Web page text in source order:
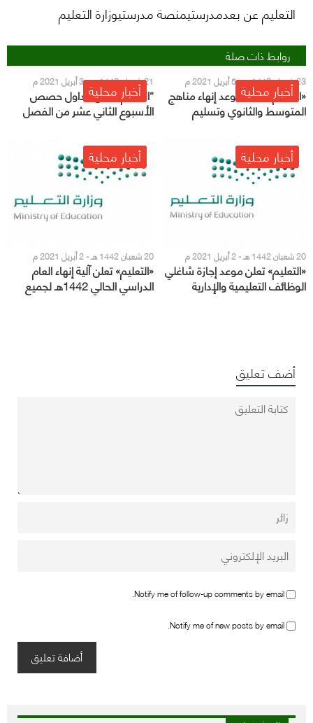
التعليم عن بعدمدرستيمنصة مدرستيوزارة التعليم
روابط ذات صلة
أخبار محلية23 شعبان 1442 هـ - 5 أبريل 2021 م
«التعليم» تحدد موعد إنهاء مناهج
المتوسط والثانوي وتسليم
أخبار محلية21 شعبان 1442 هـ - 3 أبريل 2021 م
“التعليم” تعلن جداول حصص
الأسبوع الثاني عشر من الفصل
الدراسي الثاني
أخبار محلية
20 شعبان 1442 هـ - 2 أبريل 2021 م
«التعليم» تعلن موعد إجازة شاغلي
الوظائف التعليمية والإدارية
أخبار محلية
20 شعبان 1442 هـ - 2 أبريل 2021 م
«التعليم» تعلن آلية إنهاء العام
الدراسي الحالي 1442هـ لجميع
المراحل
أضف تعليق
Notify me of follow-up comments by email.
Notify me of new posts by email.